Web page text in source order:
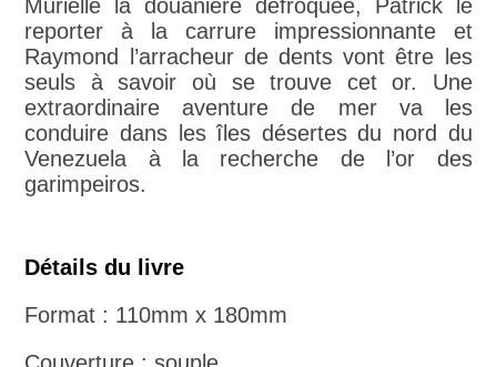
Murielle la douanière défroquée, Patrick le
reporter à la carrure impressionnante et
Raymond l’arracheur de dents vont être les
seuls à savoir où se trouve cet or. Une
extraordinaire aventure de mer va les
conduire dans les îles désertes du nord du
Venezuela à la recherche de l’or des
garimpeiros.
Détails du livre
Format : 110mm x 180mm